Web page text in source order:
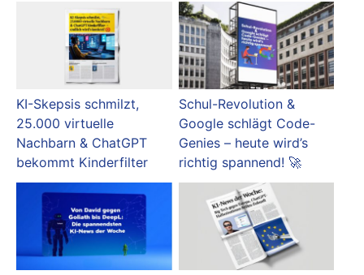
KI-Skepsis schmilzt,
25.000 virtuelle
Nachbarn & ChatGPT
bekommt Kinderfilter
Schul-Revolution &
Google schlägt Code-
Genies – heute wird’s
richtig spannend! 🚀